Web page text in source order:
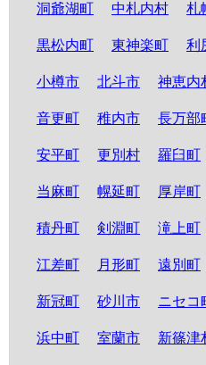
洞爺湖町 中札内村 札
黒松内町 東神楽町 利
小樽市 北斗市 神恵内
音更町 稚内市 長万部
安平町 更別村 羅臼町
当麻町 幌延町 厚岸町
積丹町 剣淵町 滝上町
江差町 月形町 遠別町
新冠町 砂川市 ニセコ
浜中町 室蘭市 新篠津